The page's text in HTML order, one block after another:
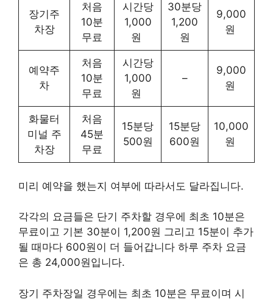
장기주
차장
처음
10분
무료
시간당
1,000
원 ​​
30분당
1,200
원
9,000
원 ​​
예약주
차
처음
10분
무료
시간당
1,000
원 ​​
–
9,000
원 ​​
화물터
미널 주
차장
처음
45분
무료
15분당
500원
15분당
600원
10,000
원 ​​
미리 예약을 했는지 여부에 따라서도 달라집니다.
각각의 요금들은 단기 주차할 경우에 최초 10분은
무료이고 기본 30분이 1,200원 그리고 15분이 추가
될 때마다 600원이 더 들어갑니다 하루 주차 요금
은 총 24,000원입니다.
장기 주차장일 경우에는 최초 10분은 무료이며 시